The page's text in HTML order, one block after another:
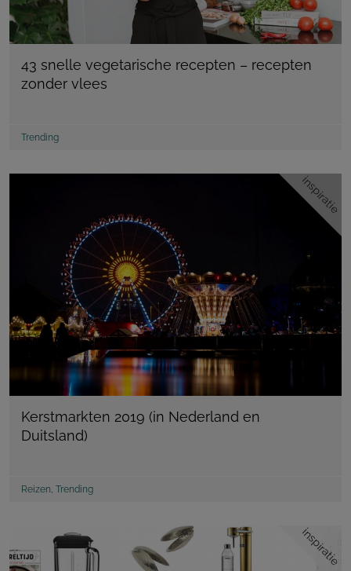
43 snelle vegetarische recepten – recepten
zonder vlees
Trending
inspiratie
Kerstmarkten 2019 (in Nederland en
Duitsland)
Reizen Trending
inspiratie